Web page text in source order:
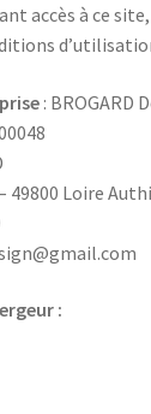
accès à ce
: BROGARD
49800 Loire
:
de